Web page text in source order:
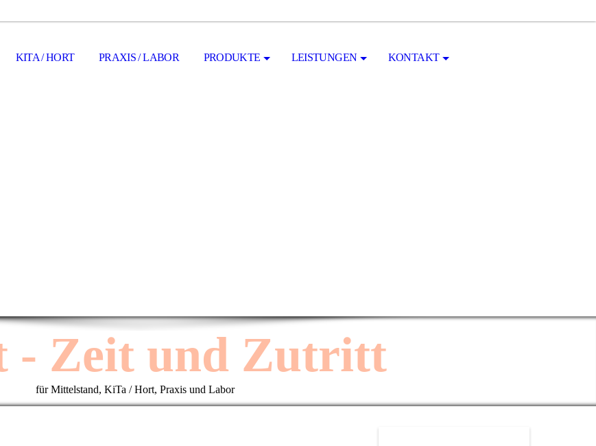
KITA / HORT PRAXIS / LABOR PRODUKTE LEISTUNGEN KONTAKT
- Zeit und Zutritt
für Mittelstand, KiTa / Hort, Praxis und Labor